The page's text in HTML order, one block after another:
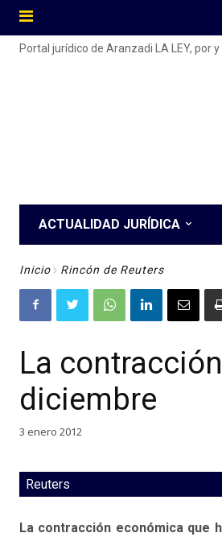
Portal jurídico de Aranzadi LA LEY, por
ACTUALIDAD JURÍDICA
Inicio Rincón de Reuters
La
diciembre
3 enero 2012
Reuters
La contracción económica que